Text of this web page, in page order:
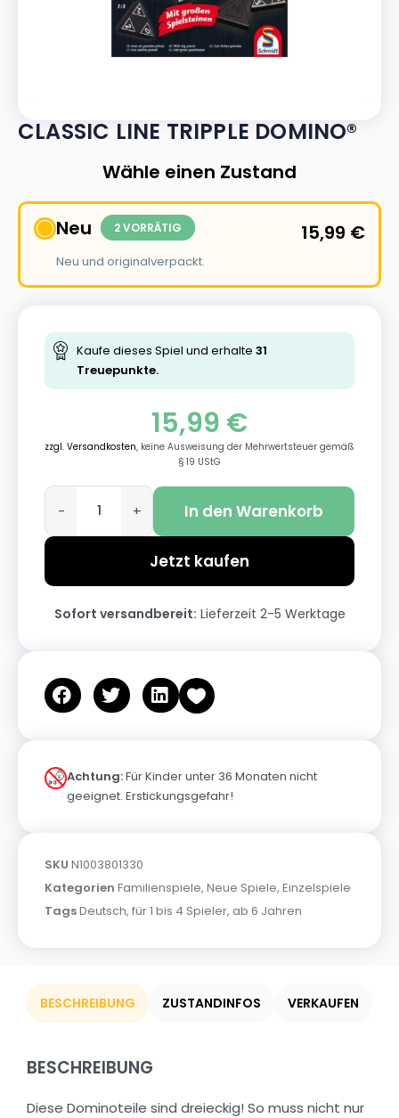
CLASSIC LINE TRIPPLE DOMINO®
Wähle einen Zustand
Neu 2 VORRÄTIG
Neu und originalverpackt.
15,99 €
Kaufe dieses Spiel und erhalte 31
Treuepunkte.
15,99 €
zzgl. Versandkosten, keine Ausweisung der Mehrwertsteuer gemäß
§ 19 UStG
- + In den Warenkorb
Jetzt kaufen
Sofort versandbereit: Lieferzeit 2-5 Werktage
Achtung:Für Kinder unter 36 Monaten nicht
geeignet. Erstickungsgefahr!
SKU N1003801330
Kategorien Familienspiele, Neue Spiele, Einzelspiele
TagsDeutsch, für 1 bis 4 Spieler, ab 6 Jahren
BESCHREIBUNG ZUSTANDINFOS VERKAUFEN
BESCHREIBUNG
Diese Dominoteile sind dreieckig! So muss nicht nur